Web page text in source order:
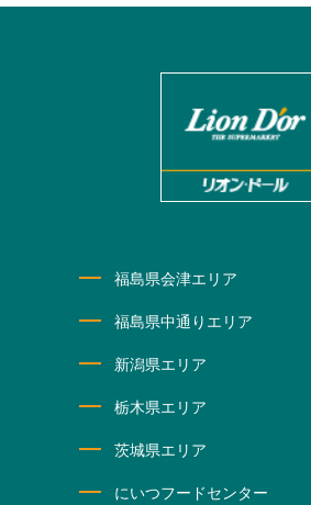
福島県会津エリア
福島県中通りエリア
新潟県エリア
栃木県エリア
茨城県エリア
にいつフードセンター